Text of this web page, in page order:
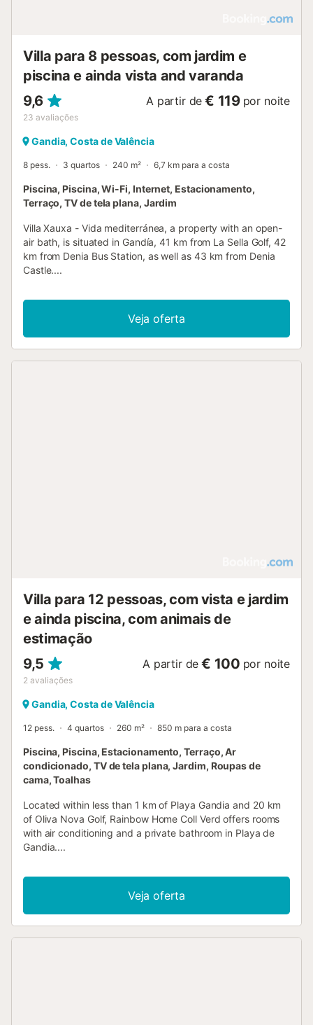
Villa para 8 pessoas, com jardim e
piscina e ainda vista and varanda
9,6
23 avaliações
A partir de € 119 por noite
Gandia, Costa de Valência
8 pess. 3 quartos 240 m² 6,7 km para a costa
Piscina, Piscina, Wi-Fi, Internet, Estacionamento,
Terraço, TV de tela plana, Jardim
Villa Xauxa - Vida mediterránea, a property with an open-
air bath, is situated in Gandía, 41 km from La Sella Golf, 42
km from Denia Bus Station, as well as 43 km from Denia
Castle....
Veja oferta
Villa para 12 pessoas, com vista e jardim
e ainda piscina, com animais de
estimação
9,5
2 avaliações
A partir de € 100 por noite
Gandia, Costa de Valência
12 pess. 4 quartos 260 m² 850 m para a costa
Piscina, Piscina, Estacionamento, Terraço, Ar
condicionado, TV de tela plana, Jardim, Roupas de
cama, Toalhas
Located within less than 1 km of Playa Gandia and 20 km
of Oliva Nova Golf, Rainbow Home Coll Verd offers rooms
with air conditioning and a private bathroom in Playa de
Gandia....
Veja oferta